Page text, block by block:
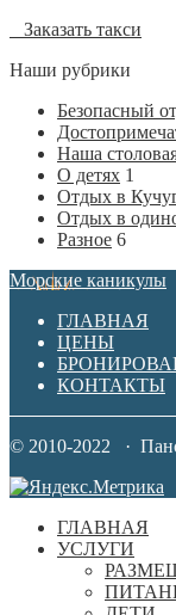
Заказать такси
Наши рубрики
Безопасный
Наша
О детях 1
Отдых в
Отдых в
Разное 6
Морские каникулы
ГЛАВНАЯ
ЦЕНЫ
КОНТАКТЫ
© 2010-2022 ·
ГЛАВНАЯ
УСЛУГИ